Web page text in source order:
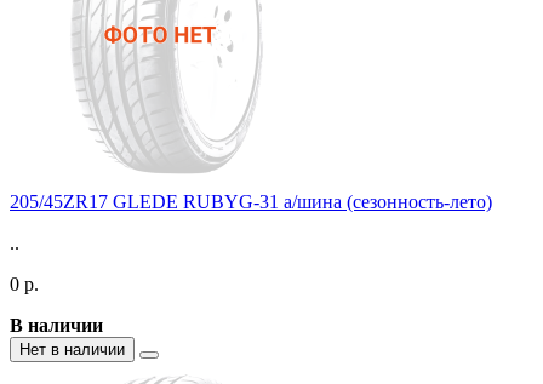
205/45ZR17 GLEDE RUBYG-31 а/шина (сезонность-лето)
..
0 р.
В наличии
Нет в наличии